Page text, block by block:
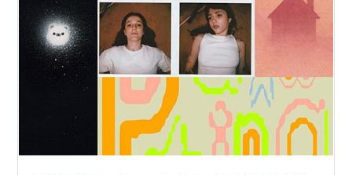
アーティスト:V.A.(ムーンライダー
ズ、細野晴臣、矢野顕子、他)
出版社/メーカー:Pヴァイン・レコード
発売日:2014/12/17
メディア:
CD
この商品を含むブログを見る
(参加)
Sweet Dreams Press: Gofishトリオと柴田聡子